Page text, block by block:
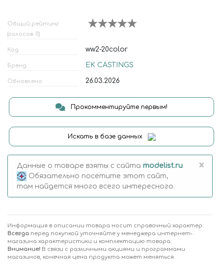
Общий рейтинг
(голосов: 0)
Код ww2-20color
Бренд EK CASTINGS
Обновлено 26.03.2026
Прокомментируйте первым!
Искать в базе данных
Данные о товаре взяты с сайта modelist.ru
Обязательно посетите этот сайт,
там найдется много всего интересного.
×
Информация в описании товара носит справочный характер.
Всегда перед покупкой уточняйте у менеджера интернет-
магазина характеристики и комплектацию товара.
Внимание! В связи с различными акциями и программами
магазинов, конечная цена продукта может меняться.